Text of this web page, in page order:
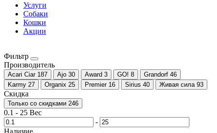
Услуги
Собаки
Кошки
Акции
Фильтр
Производитель
Acari Ciar 187 Ajo 30 Award 3 GO! 8 Grandorf 46
Karmy 27 Organix 25 Premier 16 Sirius 40 Живая сила 93
Скидка
Только со cкидками 246
0.1 - 25 Вес
-
Наличие